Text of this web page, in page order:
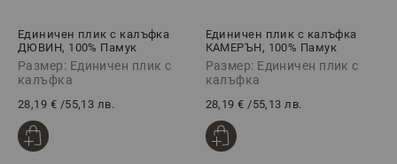
Единичен плик с калъфка
ДЮВИН, 100% Памук
Ранфорс, 2 части
Размер: Единичен плик с
калъфка
28,19 € /55,13 лв.
Единичен плик с калъфка
КАМЕРЪН, 100% Памук
Ранфорс, 2 части
Размер: Единичен плик с
калъфка
28,19 € /55,13 лв.